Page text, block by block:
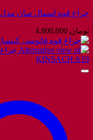
چراغ قوه اسمال سان مدل ZY-T۲۲۹
تومان